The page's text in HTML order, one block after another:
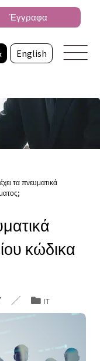
English
Έγγραφα
τα πνευματικά
κώδικα
IT